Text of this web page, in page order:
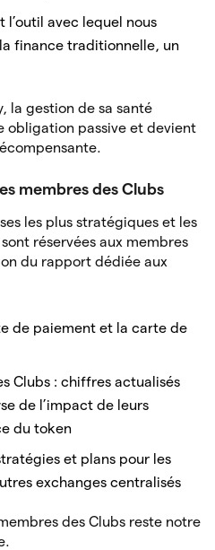
l’outil avec lequel nous
finance traditionnelle, un
la gestion de sa santé
obligation passive et devient
membres des Clubs
les plus stratégiques et les
réservées aux membres
du rapport dédiée aux
de paiement et la carte de
Clubs : chiffres actualisés
de l’impact de leurs
du token
et plans pour les
exchanges centralisés
des Clubs reste notre